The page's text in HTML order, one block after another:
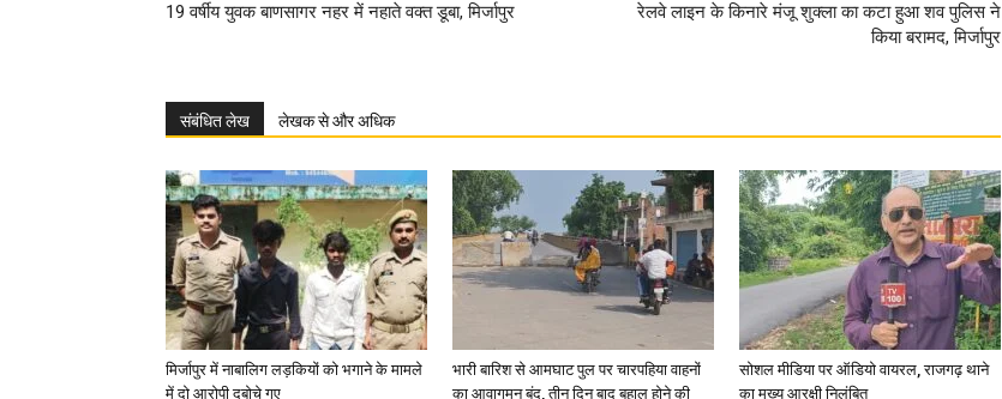
Latest
News
in
19 वर्षीय युवक बाणसागर नहर में नहाते वक्त डूबा, मिर्जापुर
रेलवे लाइन के किनारे मंजू शुक्ला का कटा हुआ शव पुलिस ने
किया बरामद, मिर्जापुर
संबंधित लेख लेखक से और अधिक
मिर्जापुर में नाबालिग लड़कियों को भगाने के मामले
में दो आरोपी दबोचे गए
भारी बारिश से आमघाट पुल पर चारपहिया वाहनों
का आवागमन बंद, तीन दिन बाद बहाल होने की
सोशल मीडिया पर ऑडियो वायरल, राजगढ़ थाने
का मुख्य आरक्षी निलंबित